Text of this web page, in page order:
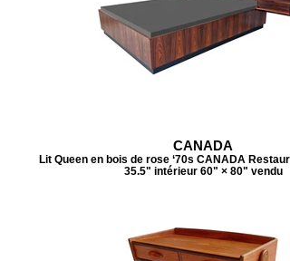
CANADA
Lit Queen en bois de rose ‘70s CANADA
35.5" intérieur 60" × 80" vendu